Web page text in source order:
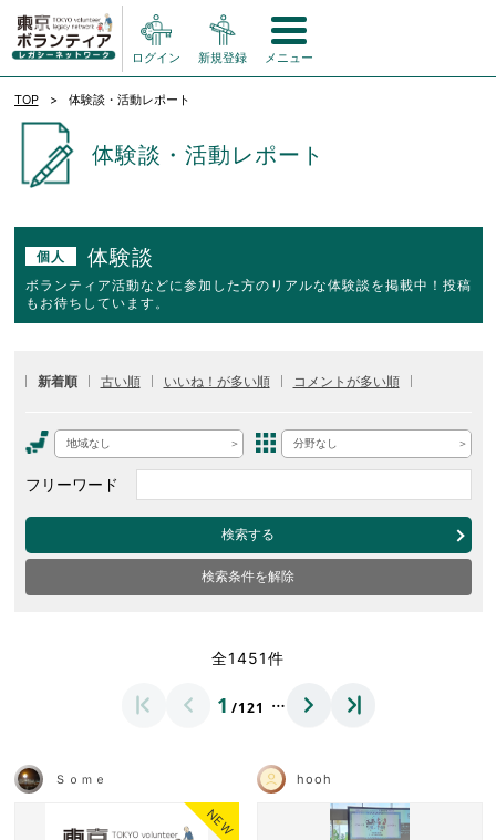
ログイン 新規登録 メニュー
TOP 体験談・活動レポート
体験談・活動レポート
個人 体験談
ボランティア活動などに参加した方のリアルな体験談を掲載中！投稿
もお待ちしています。
新着順 古い順 いいね！が多い順 コメントが多い順
地域なし 分野なし
フリーワード
検索する
検索条件を解除
全1451件
1 /121 …
Ｓｏｍｅ
NEW
hooh